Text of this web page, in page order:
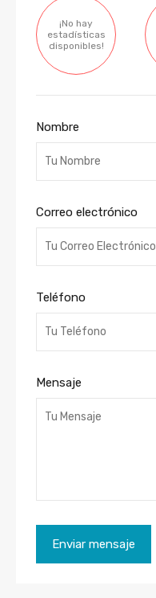
¡No hay
estadísticas
disponibles!
Nombre
Correo electrónico
Teléfono
Mensaje